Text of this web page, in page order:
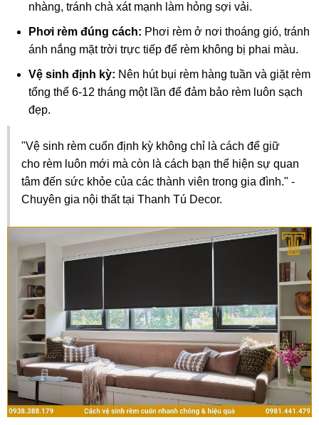
nhàng, tránh chà xát mạnh làm hỏng sợi vải.
Phơi rèm đúng cách: Phơi rèm ở nơi thoáng gió, tránh
ánh nắng mặt trời trực tiếp để rèm không bị phai màu.
Vệ sinh định kỳ: Nên hút bụi rèm hàng tuần và giặt rèm
tổng thể 6-12 tháng một lần để đảm bảo rèm luôn sạch
đẹp.
"Vệ sinh rèm cuốn định kỳ không chỉ là cách để giữ
cho rèm luôn mới mà còn là cách bạn thể hiện sự quan
tâm đến sức khỏe của các thành viên trong gia đình." -
Chuyên gia nội thất tại Thanh Tú Decor.